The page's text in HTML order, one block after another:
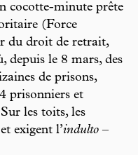
cocotte-minute prête
(Force
du droit de retrait,
depuis le 8 mars, des
de prisons,
prisonniers et
les toits, les
et exigent l’indulto –